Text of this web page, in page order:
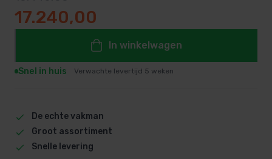
17.240,00
In winkelwagen
Snel in huis Verwachte levertijd 5 weken
De echte vakman
Groot assortiment
Snelle levering